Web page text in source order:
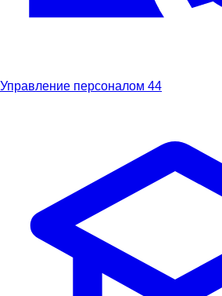
Управление персоналом 44